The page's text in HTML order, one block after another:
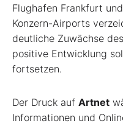
Flughafen Frankfurt
Konzern-Airports
deutliche Zuwächse
positive Entwicklung
fortsetzen.
Der Druck auf Artnet
Informationen und